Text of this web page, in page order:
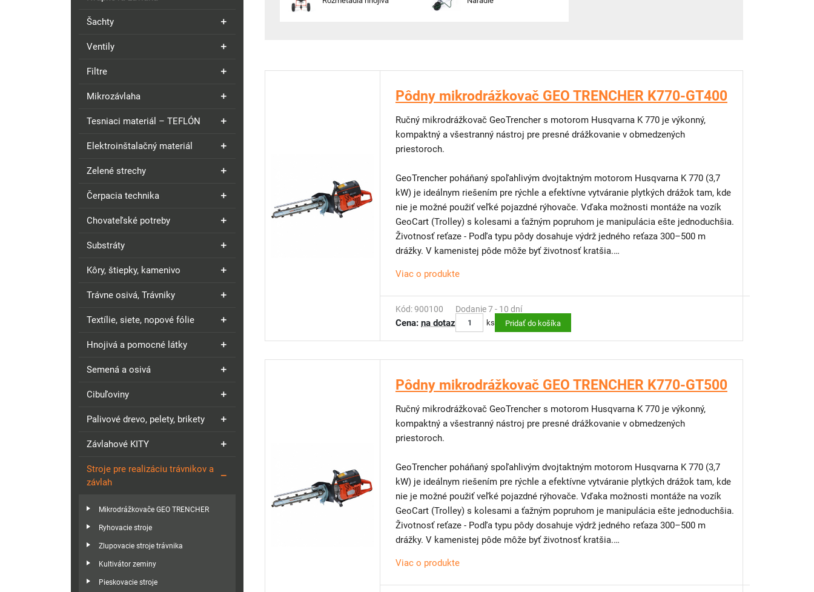
Šachty
Ventily
Filtre
Mikrozávlaha
Tesniaci materiál – TEFLÓN
Elektroinštalačný materiál
Zelené strechy
Čerpacia technika
Chovateľské potreby
Substráty
Kôry, štiepky, kamenivo
Trávne osivá, Trávniky
Textílie, siete, nopové fólie
Hnojivá a pomocné látky
Semená a osivá
Cibuľoviny
Palivové drevo, pelety, brikety
Závlahové KITY
Stroje pre realizáciu trávnikov a
závlah
Mikrodrážkovače GEO TRENCHER
Ryhovacie stroje
Zlupovacie stroje trávnika
Kultivátor zeminy
Pieskovacie stroje
Pôdny mikrodrážkovač GEO TRENCHER K770-GT400
Ručný mikrodrážkovač GeoTrencher s motorom Husqvarna K 770 je výkonný,
kompaktný a všestranný nástroj pre presné drážkovanie v obmedzených
priestoroch.
GeoTrencher poháňaný spoľahlivým dvojtaktným motorom Husqvarna K 770 (3,7
kW) je ideálnym riešením pre rýchle a efektívne vytváranie plytkých drážok tam, kde
nie je možné použiť veľké pojazdné rýhovače. Vďaka možnosti montáže na vozík
GeoCart (Trolley) s kolesami a ťažným popruhom je manipulácia ešte jednoduchšia.
Životnosť reťaze - Podľa typu pôdy dosahuje výdrž jedného reťaza 300–500 m
drážky. V kamenistej pôde môže byť životnosť kratšia.
TECHNICKÉ PARAMETRE:
Dvojtaktný motor Husqvarna K 770 s výkonom 3,7 kW
Dĺžka vodiacej lišty: 400 mm
Šírka reťaze: 38 mm (možnosť dokúpenia aj 25 mm a 60 mm)
VLASTNOSTI:
DIZAJN: vhodný pre práce pri stenách, plotoch, budovách a pre vývody k
postrekovačom
životnosť reťaze
ĽAHKÝ A VÝKONNÝ: vynikajúci pomer výkon/hmotnosť, spoľahlivý štart a nízke
vibrácie
SERVISNÝ INTERVAL: dlhé servisné intervaly vďaka remeňu Poly-V, štartéru
DuraStarter™ a filtračnému systému Active Air Filtration™
JEDNODUCHÉ ŠTARTOVANIE: karburátor, valec a digitálne zapaľovanie spolu s
dekompresným a odvzdušňovacím ventilom
ANTIVIBRAČNÝ SYSTÉM: znižuje namáhanie obsluhy pri dlhšom používaní
Viac o produkte
Kód: 900100 Dodanie 7 - 10 dní
Cena: na dotaz ks Pridať do košíka
Pôdny mikrodrážkovač GEO TRENCHER K770-GT500
Ručný mikrodrážkovač GeoTrencher s motorom Husqvarna K 770 je výkonný,
kompaktný a všestranný nástroj pre presné drážkovanie v obmedzených
priestoroch.
GeoTrencher poháňaný spoľahlivým dvojtaktným motorom Husqvarna K 770 (3,7
kW) je ideálnym riešením pre rýchle a efektívne vytváranie plytkých drážok tam, kde
nie je možné použiť veľké pojazdné rýhovače. Vďaka možnosti montáže na vozík
GeoCart (Trolley) s kolesami a ťažným popruhom je manipulácia ešte jednoduchšia.
Životnosť reťaze - Podľa typu pôdy dosahuje výdrž jedného reťaza 300–500 m
drážky. V kamenistej pôde môže byť životnosť kratšia.
TECHNICKÉ PARAMETRE:
Viac o produkte